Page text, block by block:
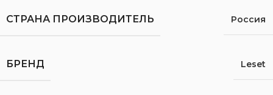
СТРАНА ПРОИЗВОДИТЕЛЬ Россия
БРЕНД Leset